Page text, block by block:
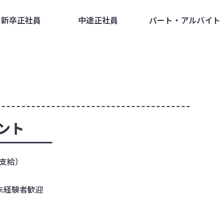
新卒正社員 中途正社員 パート・アルバイト
ト
）
験者歓迎